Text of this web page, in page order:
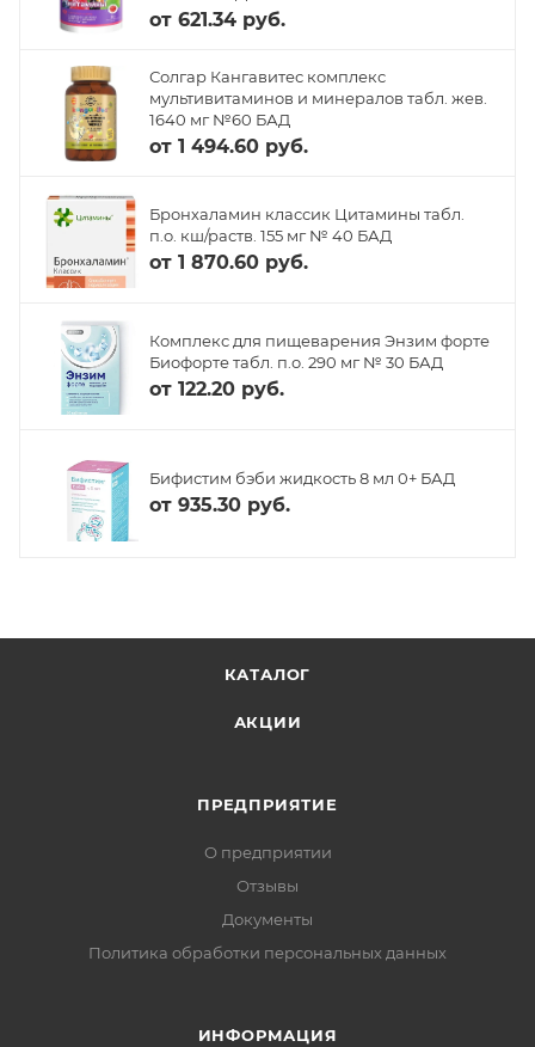
от 621.34 руб.
Солгар Кангавитес комплекс
мультивитаминов и минералов табл. жев.
1640 мг №60 БАД
от 1 494.60 руб.
Бронхаламин классик Цитамины табл.
п.о. кш/раств. 155 мг № 40 БАД
от 1 870.60 руб.
Комплекс для пищеварения Энзим форте
Биофорте табл. п.о. 290 мг № 30 БАД
от 122.20 руб.
Бифистим бэби жидкость 8 мл 0+ БАД
от 935.30 руб.
КАТАЛОГ
АКЦИИ
ПРЕДПРИЯТИЕ
О предприятии
Отзывы
Документы
Политика обработки персональных данных
ИНФОРМАЦИЯ